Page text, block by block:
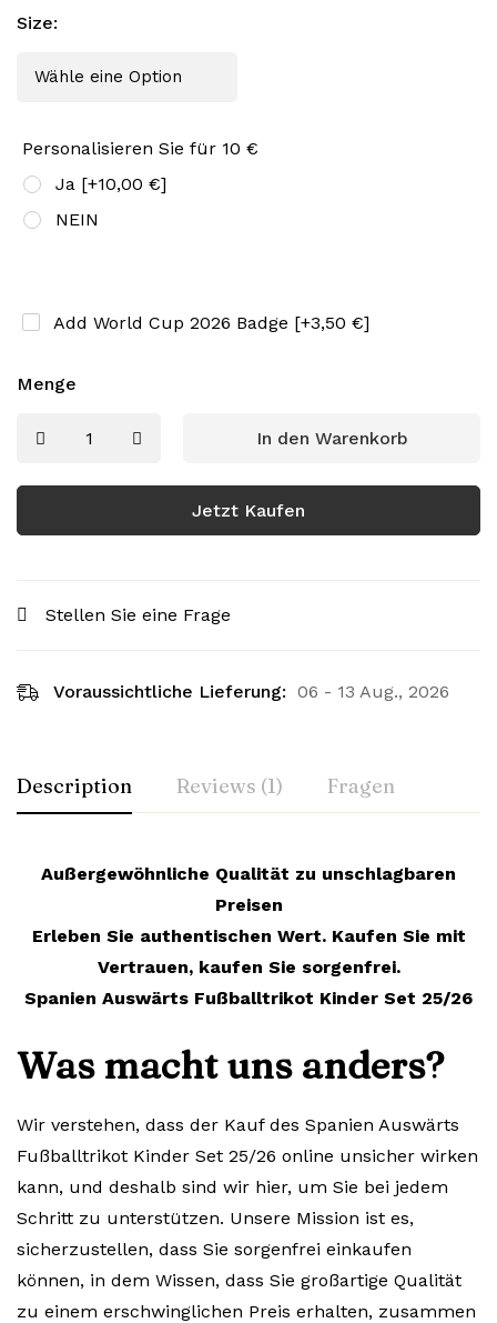
Size:
Personalisieren Sie für 10 €
Ja [+10,00 €]
NEIN
Add World Cup 2026 Badge [+3,50 €]
Menge
In den Warenkorb
Jetzt Kaufen
Stellen Sie eine Frage
Voraussichtliche Lieferung: 06 - 13 Aug., 2026
Description Reviews (1) Fragen
Außergewöhnliche Qualität zu unschlagbaren
Preisen
Erleben Sie authentischen Wert. Kaufen Sie mit
Vertrauen, kaufen Sie sorgenfrei.
Spanien Auswärts Fußballtrikot Kinder Set 25/26
Was macht uns anders?
Wir verstehen, dass der Kauf des Spanien Auswärts
Fußballtrikot Kinder Set 25/26 online unsicher wirken
kann, und deshalb sind wir hier, um Sie bei jedem
Schritt zu unterstützen. Unsere Mission ist es,
sicherzustellen, dass Sie sorgenfrei einkaufen
können, in dem Wissen, dass Sie großartige Qualität
zu einem erschwinglichen Preis erhalten, zusammen